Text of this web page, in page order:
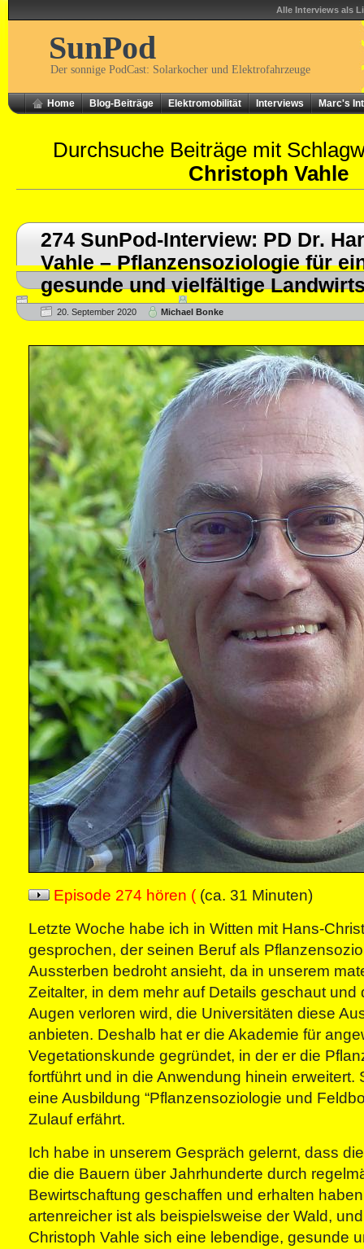
Alle Interviews als
SunPod
Der sonnige PodCast: Solarkocher und Elektrofahrzeuge
Home Blog-Beiträge Elektromobilität Interviews Marc's
Durchsuche Beiträge mit
Christoph Vahle
274 SunPod-Interview: PD Dr.
Vahle – Pflanzensoziologie für
gesunde und vielfältige
20. September 2020 Michael Bonke
Episode 274 hören ( (ca. 31 Minuten)
Letzte Woche habe ich in Witten mit Hans-
gesprochen, der seinen Beruf als
Aussterben bedroht ansieht, da in unserem
Zeitalter, in dem mehr auf Details geschaut
Augen verloren wird, die Universitäten diese
anbieten. Deshalb hat er die Akademie für
Vegetationskunde gegründet, in der er die
fortführt und in die Anwendung hinein erweitert.
eine Ausbildung “Pflanzensoziologie und
Zulauf erfährt.
Ich habe in unserem Gespräch gelernt, dass
die die Bauern über Jahrhunderte durch
Bewirtschaftung geschaffen und erhalten
artenreicher ist als beispielsweise der Wald,
Christoph Vahle sich eine lebendige, gesunde